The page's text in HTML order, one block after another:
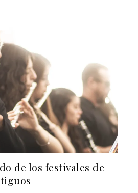
de los festivales de